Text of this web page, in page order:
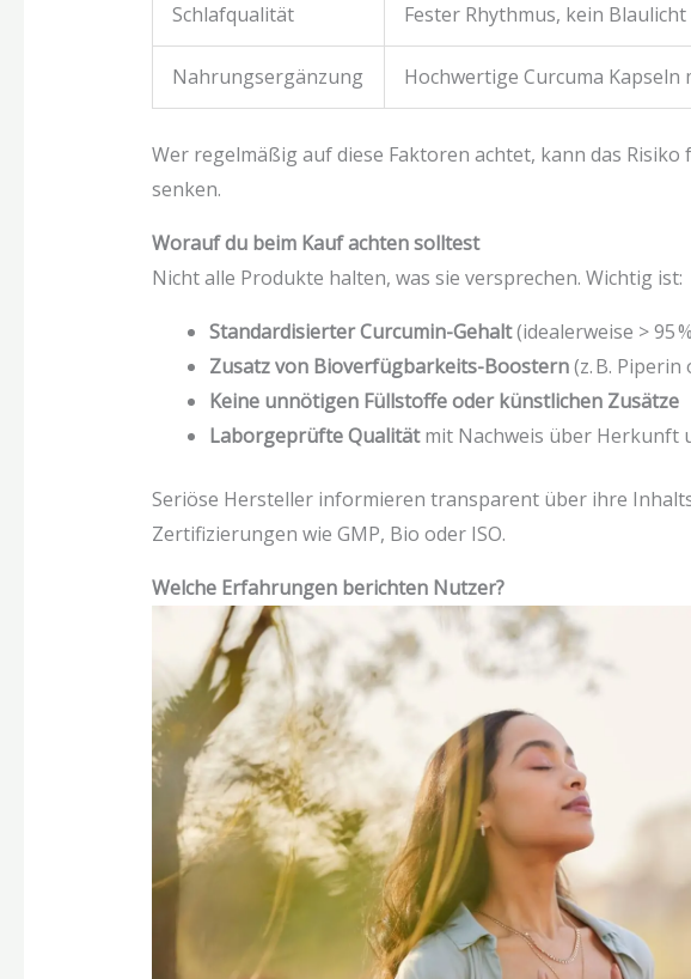
Schlafqualität Fester Rhythmus, kein Blaulicht
Nahrungsergänzung Hochwertige Curcuma
Wer regelmäßig auf diese Faktoren achtet, kann das
senken.
Worauf du beim Kauf achten solltest
Nicht alle Produkte halten, was sie versprechen. Wichtig ist:
Standardisierter Curcumin-Gehalt(idealerweise > 95
Zusatz von Bioverfügbarkeits-Boostern(z. B. Piperin
Keine unnötigen Füllstoffe oder künstlichen Zusätze
Laborgeprüfte Qualitätmit Nachweis über Herkunft
Seriöse Hersteller informieren transparent über ihre
Zertifizierungen wie GMP, Bio oder ISO.
Welche Erfahrungen berichten Nutzer?